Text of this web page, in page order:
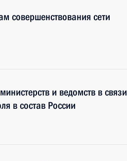
совершенствования сети
и ведомств в связи
в состав России